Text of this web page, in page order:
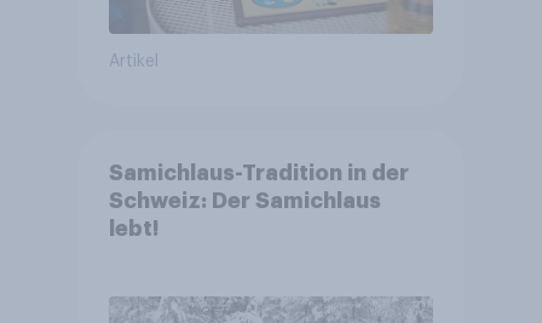
Artikel
Samichlaus-Tradition in der
Schweiz: Der Samichlaus
lebt!